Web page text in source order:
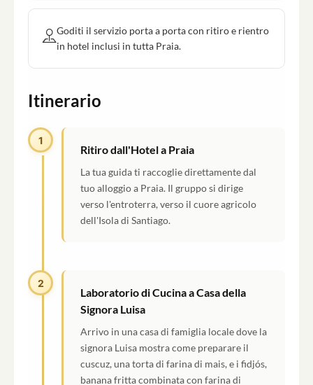
Goditi il servizio porta a porta con ritiro e rientro
in hotel inclusi in tutta Praia.
Itinerario
1
Ritiro dall'Hotel a Praia
La tua guida ti raccoglie direttamente dal
tuo alloggio a Praia. Il gruppo si dirige
verso l'entroterra, verso il cuore agricolo
dell'Isola di Santiago.
2
Laboratorio di Cucina a Casa della
Signora Luisa
Arrivo in una casa di famiglia locale dove la
signora Luisa mostra come preparare il
cuscuz, una torta di farina di mais, e i fidjós,
banana fritta combinata con farina di